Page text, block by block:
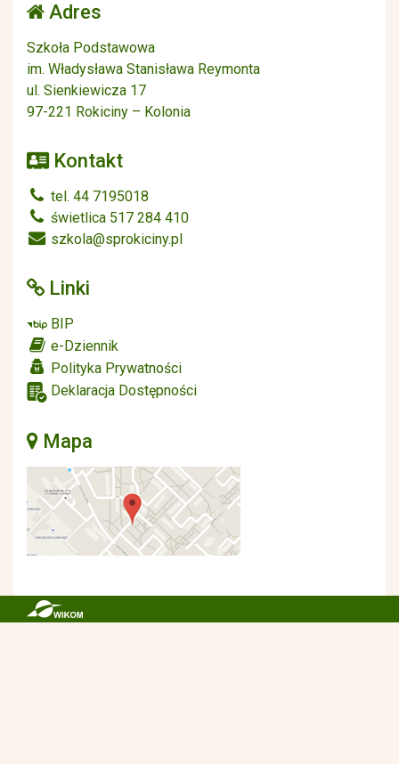
Adres
Szkoła Podstawowa
im. Władysława Stanisława Reymonta
ul. Sienkiewicza 17
97-221 Rokiciny – Kolonia
Kontakt
tel. 44 7195018
świetlica 517 284 410
szkola@sprokiciny.pl
Linki
BIP
e-Dziennik
Polityka Prywatności
Deklaracja Dostępności
Mapa